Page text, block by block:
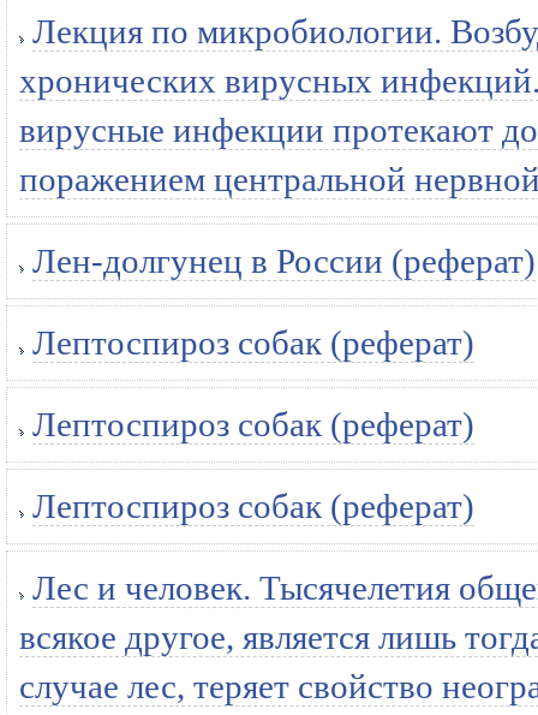
Лекция по микробиологии.
хронических вирусных
вирусные инфекции протекают
поражением центральной
Лен-долгунец в России (реферат)
Лептоспироз собак (реферат)
Лептоспироз собак (реферат)
Лептоспироз собак (реферат)
Лес и человек. Тысячелетия
всякое другое, является лишь
случае лес, теряет свойство